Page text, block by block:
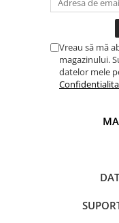
Vreau să mă
magazinului.
datelor mele